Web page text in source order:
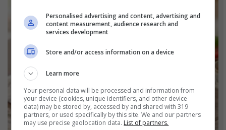
Personalised advertising and content, advertising and
content measurement, audience research and
services development
Store and/or access information on a device
Learn more
Your personal data will be processed and information from
your device (cookies, unique identifiers, and other device
data) may be stored by, accessed by and shared with 319
partners, or used specifically by this site. We and our partners
may use precise geolocation data. List of partners.